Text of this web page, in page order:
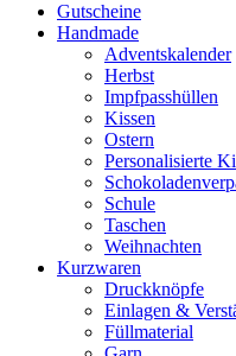
Gutscheine
Handmade
Adventskalender
Herbst
Impfpasshüllen
Kissen
Ostern
Personalisierte
Schule
Taschen
Weihnachten
Kurzwaren
Druckknöpfe
Einlagen &
Füllmaterial